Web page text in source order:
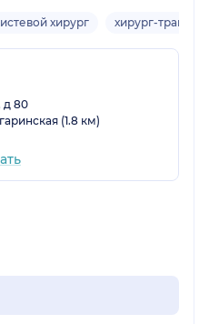
хирург хирург-
д 80
(1.8 км)